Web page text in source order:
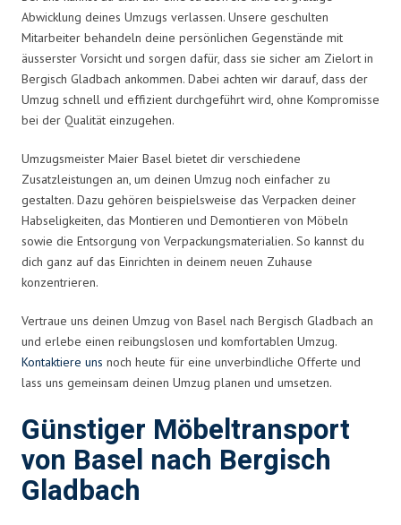
Abwicklung deines Umzugs verlassen. Unsere geschulten
Mitarbeiter behandeln deine persönlichen Gegenstände mit
äusserster Vorsicht und sorgen dafür, dass sie sicher am Zielort in
Bergisch Gladbach ankommen. Dabei achten wir darauf, dass der
Umzug schnell und effizient durchgeführt wird, ohne Kompromisse
bei der Qualität einzugehen.
Umzugsmeister Maier Basel bietet dir verschiedene
Zusatzleistungen an, um deinen Umzug noch einfacher zu
gestalten. Dazu gehören beispielsweise das Verpacken deiner
Habseligkeiten, das Montieren und Demontieren von Möbeln
sowie die Entsorgung von Verpackungsmaterialien. So kannst du
dich ganz auf das Einrichten in deinem neuen Zuhause
konzentrieren.
Vertraue uns deinen Umzug von Basel nach Bergisch Gladbach an
und erlebe einen reibungslosen und komfortablen Umzug.
Kontaktiere uns noch heute für eine unverbindliche Offerte und
lass uns gemeinsam deinen Umzug planen und umsetzen.
Günstiger Möbeltransport
von Basel nach Bergisch
Gladbach